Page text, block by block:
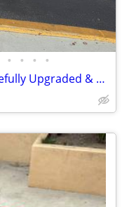
• • • •
2008 Porsche 911 Carrera S – Tastefully Upgraded & Well Maintained